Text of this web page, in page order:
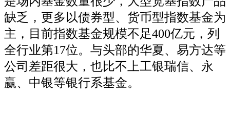
缺乏，更多以债券型、货币型指数基金为
主，目前指数基金规模不足400亿元，列
全行业第17位。与头部的华夏、易方达等
公司差距很大，也比不上工银瑞信、永
赢、中银等银行系基金。